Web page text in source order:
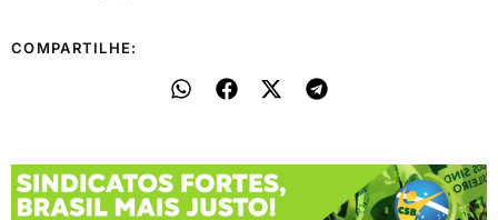
COMPARTILHE: